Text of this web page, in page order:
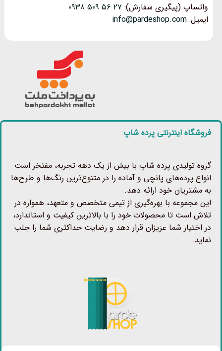
واتساپ (پیگیری سفارش): ۲۷ ۵۶ ۵۰۹ ۰۹۳۸
ایمیل: info@pardeshop.com
فروشگاه اینترنتی پرده شاپ
گروه تولیدی پرده شاپ با بیش از یک دهه تجربه، مفتخر است
انواع پرده‌های پانچی و آماده را در متنوع‌ترین رنگ‌ها و طرح‌ها
به مشتریان خود ارائه دهد.
این مجموعه با بهره‌گیری از تیمی متخصص و متعهد، همواره در
تلاش است تا محصولات خود را با بالاترین کیفیت و استاندارد،
در اختیار شما عزیزان قرار دهد و رضایت حداکثری شما را جلب
نماید.